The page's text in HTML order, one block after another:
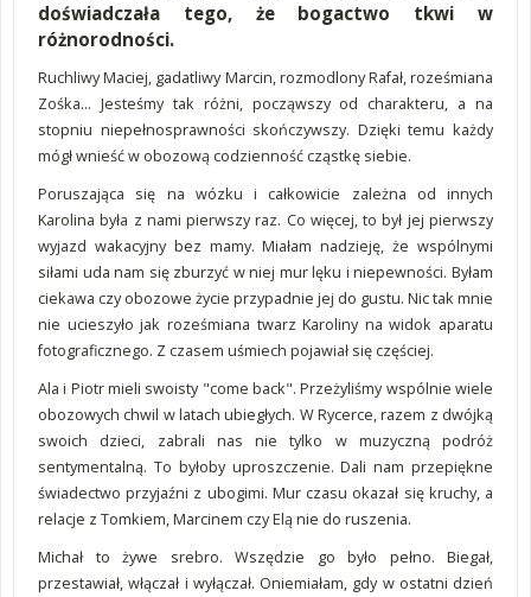
doświadczała tego, że bogactwo tkwi w
różnorodności.
Ruchliwy Maciej, gadatliwy Marcin, rozmodlony Rafał, roześmiana
Zośka... Jesteśmy tak różni, począwszy od charakteru, a na
stopniu niepełnosprawności skończywszy. Dzięki temu każdy
mógł wnieść w obozową codzienność cząstkę siebie.
Poruszająca się na wózku i całkowicie zależna od innych
Karolina była z nami pierwszy raz. Co więcej, to był jej pierwszy
wyjazd wakacyjny bez mamy. Miałam nadzieję, że wspólnymi
siłami uda nam się zburzyć w niej mur lęku i niepewności. Byłam
ciekawa czy obozowe życie przypadnie jej do gustu. Nic tak mnie
nie ucieszyło jak roześmiana twarz Karoliny na widok aparatu
fotograficznego. Z czasem uśmiech pojawiał się częściej.
Ala i Piotr mieli swoisty "come back". Przeżyliśmy wspólnie wiele
obozowych chwil w latach ubiegłych. W Rycerce, razem z dwójką
swoich dzieci, zabrali nas nie tylko w muzyczną podróż
sentymentalną. To byłoby uproszczenie. Dali nam przepiękne
świadectwo przyjaźni z ubogimi. Mur czasu okazał się kruchy, a
relacje z Tomkiem, Marcinem czy Elą nie do ruszenia.
Michał to żywe srebro. Wszędzie go było pełno. Biegał,
przestawiał, włączał i wyłączał. Oniemiałam, gdy w ostatni dzień